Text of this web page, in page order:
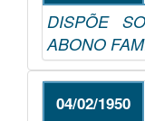
DISPÕE
ABONO
04/02/1950